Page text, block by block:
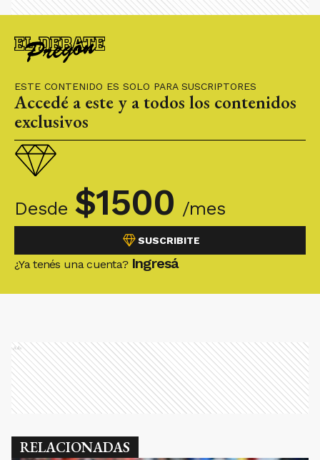
ESTE CONTENIDO ES SOLO PARA SUSCRIPTORES
Accedé a este y a todos los contenidos
exclusivos
Desde $1500 /mes
SUSCRIBITE
¿Ya tenés una cuenta? Ingresá
Ads
RELACIONADAS